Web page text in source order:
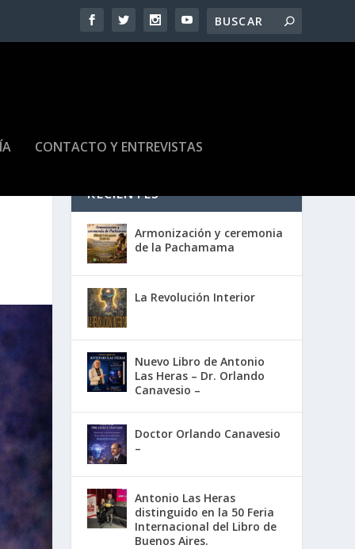
CONTACTO Y ENTREVISTAS
RECIENTES
Armonización y ceremonia
de la Pachamama
La Revolución Interior
Nuevo Libro de Antonio
Las Heras – Dr. Orlando
Canavesio –
Doctor Orlando Canavesio
–
Antonio Las Heras
distinguido en la 50 Feria
Internacional del Libro de
Buenos Aires.